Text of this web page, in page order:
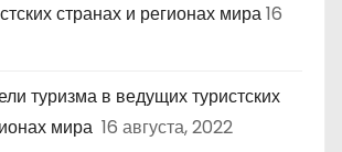
странах и регионах мира16
туризма в ведущих туристских
мира 16 августа, 2022